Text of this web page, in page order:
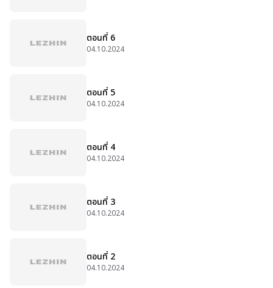
ตอนที่ 6
04.10.2024
ตอนที่ 5
04.10.2024
ตอนที่ 4
04.10.2024
ตอนที่ 3
04.10.2024
ตอนที่ 2
04.10.2024